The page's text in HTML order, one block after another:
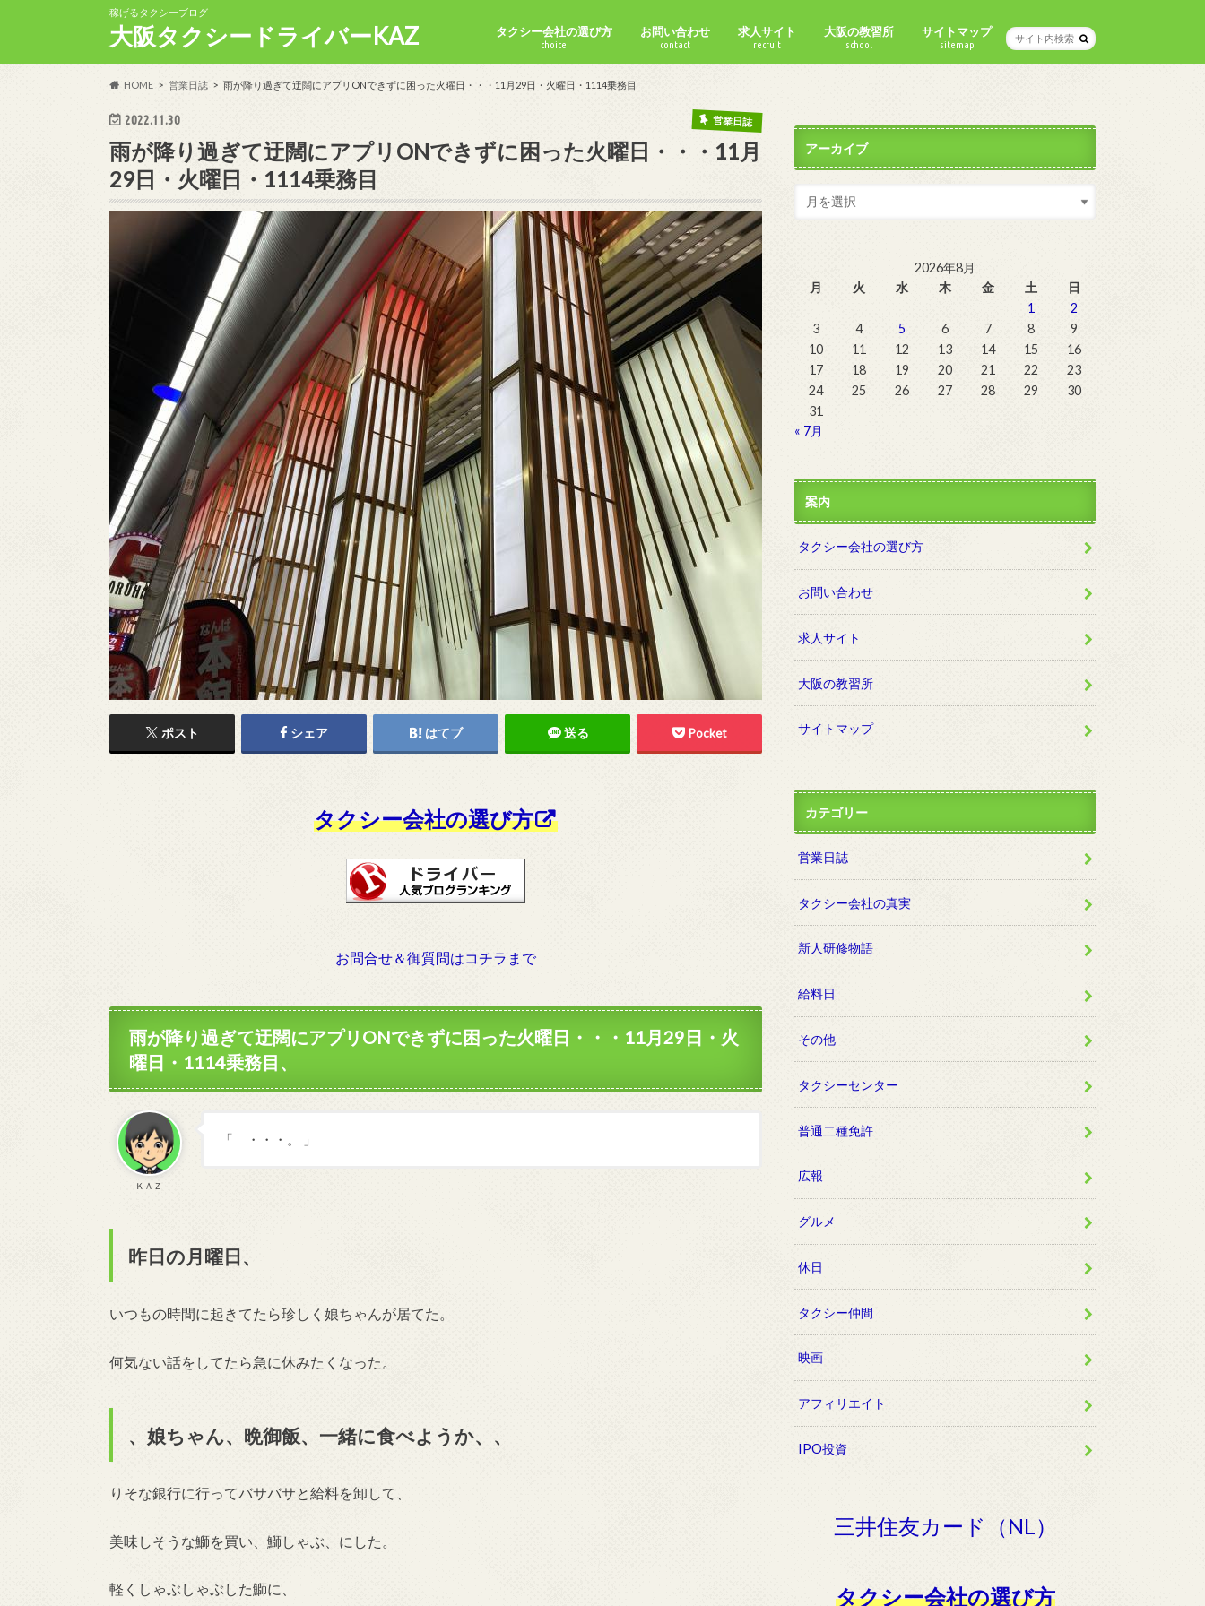
稼げるタクシーブログ
大阪タクシードライバーKAZ タクシー会社の選び方
choice
お問い合わせ
contact
求人サイト
recruit
大阪の教習所
school
サイトマップ
sitemap
HOME 営業日誌 雨が降り過ぎて迂闊にアプリONできずに困った火曜日・・・11月29日・火曜日・1114乗務目
2022.11.30 営業日誌
雨が降り過ぎて迂闊にアプリONできずに困った火曜日・・・11月
29日・火曜日・1114乗務目
ポスト シェア はてブ 送る Pocket
タクシー会社の選び方
お問合せ＆御質問はコチラまで
雨が降り過ぎて迂闊にアプリONできずに困った火曜日・・・11月29日・火
曜日・1114乗務目、
ＫＡＺ
「 ・・・。 」
昨日の月曜日、
いつもの時間に起きてたら珍しく娘ちゃんが居てた。
何気ない話をしてたら急に休みたくなった。
、娘ちゃん、晩御飯、一緒に食べようか、、
りそな銀行に行ってバサバサと給料を卸して、
美味しそうな鰤を買い、鰤しゃぶ、にした。
軽くしゃぶしゃぶした鰤に、
アーカイブ
2026年8月
月
火 水 木 金 土
日
1
2
3
4 5 6 7 8
9
10
11 12 13 14 15
16
17
18 19 20 21 22
23
24
25 26 27 28 29
30
31
« 7月
案内
タクシー会社の選び方
お問い合わせ
求人サイト
大阪の教習所
サイトマップ
カテゴリー
営業日誌
タクシー会社の真実
新人研修物語
給料日
その他
タクシーセンター
普通二種免許
広報
グルメ
休日
タクシー仲間
映画
アフィリエイト
IPO投資
三井住友カード（NL）
タクシー会社の選び方